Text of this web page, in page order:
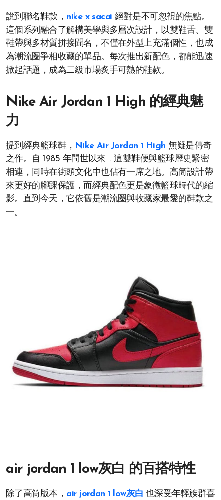
說到聯名鞋款， nike x sacai 絕對是不可忽視的焦點。
這個系列融合了解構美學與多層次設計，以雙鞋舌、雙
鞋帶與多材質拼接聞名，不僅在外型上充滿個性，也成
為潮流圈爭相收藏的單品。每次推出新配色，都能迅速
掀起話題，成為二級市場炙手可熱的鞋款。
Nike Air Jordan 1 High 的經典魅
力
提到經典籃球鞋， Nike Air Jordan 1 High 無疑是傳奇
之作。自 1985 年問世以來，這雙鞋便與籃球歷史緊密
相連，同時在街頭文化中也佔有一席之地。高筒設計帶
來更好的腳踝保護，而經典配色更是象徵籃球時代的縮
影。直到今天，它依舊是潮流圈與收藏家最愛的鞋款之
一。
air jordan 1 low灰白 的百搭特性
除了高筒版本， air jordan 1 low灰白 也深受年輕族群喜